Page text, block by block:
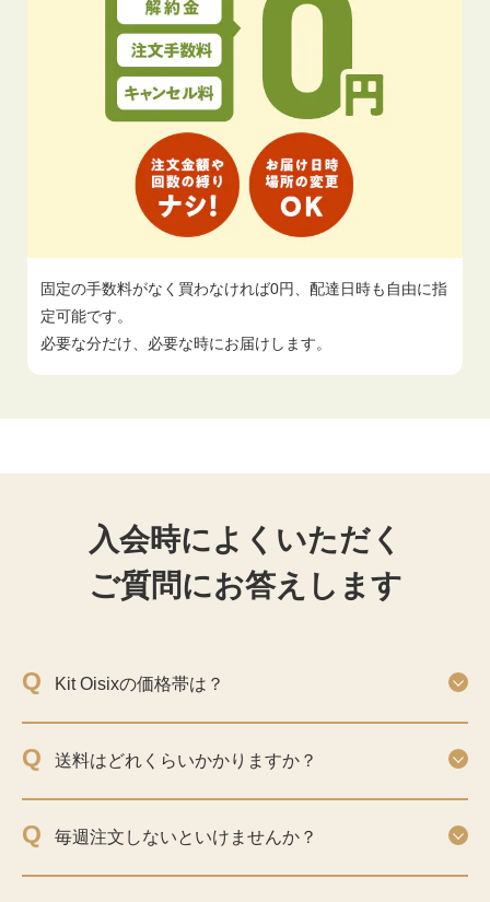
固定の手数料がなく買わなければ0円、配達日時も自由に指
定可能です。
必要な分だけ、必要な時にお届けします。
入会時によくいただく
ご質問にお答えします
Q Kit Oisixの価格帯は？
Q 送料はどれくらいかかりますか？
Q 毎週注文しないといけませんか？